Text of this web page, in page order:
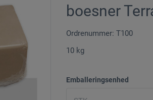
boesner
Ordrenummer: T100
10 kg
Emballeringsenhed